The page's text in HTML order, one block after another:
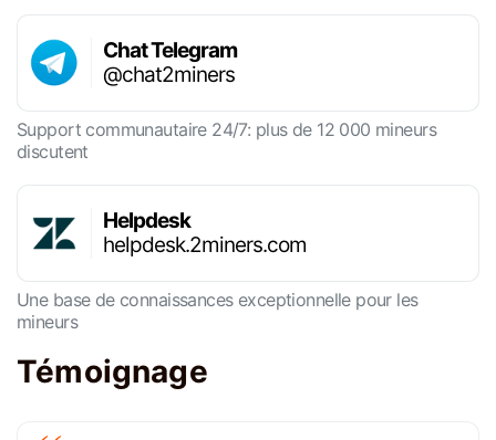
Chat Telegram
@chat2miners
Support communautaire 24/7: plus de 12 000 mineurs
discutent
Helpdesk
helpdesk.2miners.com
Une base de connaissances exceptionnelle pour les
mineurs
Témoignage